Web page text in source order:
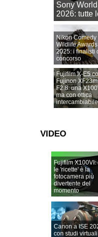
Sony
2026: tutte
Nikon Comedy
Wildlife Awards
2025: i finalisti
concorso
Fujifilm X-E5
Fujinon
F2.8: una
ma con ottica
intercambiabile
VIDEO
Fujifilm X100VI:
le 'ricette' è la
fotocamera più
divertente del
momento
Canon a ISE
con studi virtuali